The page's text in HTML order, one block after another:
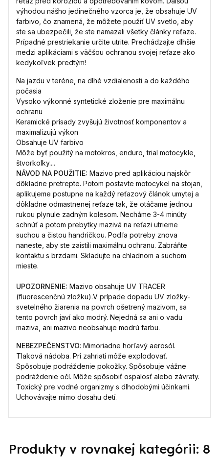
výhodou nášho jedinečného vzorca je, že obsahuje UV
farbivo, čo znamená, že môžete použiť UV svetlo, aby
ste sa ubezpečili, že ste namazali všetky články reťaze.
Prípadné prestriekanie určite utrite. Prechádzajte dlhšie
medzi aplikáciami s väčšou ochranou svojej reťaze ako
kedykoľvek predtým!
Na jazdu v teréne, na dlhé vzdialenosti a do každého
počasia
Vysoko výkonné syntetické zloženie pre maximálnu
ochranu
Keramické prísady zvyšujú životnosť komponentov a
maximalizujú výkon
Obsahuje UV farbivo
Môže byť použitý na motokros, enduro, trial motocykle,
štvorkolky....
NÁVOD NA POUŽITIE:Mazivo pred aplikáciou najskôr
dôkladne pretrepte. Potom postavte motocykel na stojan,
aplikujeme postupne na každý reťazový článok umytej a
dôkladne odmastnenej reťaze tak, že otáčame jednou
rukou plynule zadným kolesom. Necháme 3-4 minúty
schnúť a potom prebytky mazivá na reťazi utrieme
suchou a čistou handričkou. Podľa potreby znova
naneste, aby ste zaistili maximálnu ochranu. Zabráňte
kontaktu s brzdami. Skladujte na chladnom a suchom
mieste.
UPOZORNENIE: Mazivo obsahuje UV TRACER
(fluorescenčnú zložku).V prípade dopadu UV zložky-
svetelného žiarenia na povrch ošetrený mazivom, sa
tento povrch javí ako modrý. Nejedná sa ani o vadu
maziva, ani mazivo neobsahuje modrú farbu.
NEBEZPEČENSTVO: Mimoriadne horľavý aerosól.
Tlaková nádoba. Pri zahriatí môže explodovať.
Spôsobuje podráždenie pokožky. Spôsobuje vážne
podráždenie očí. Môže spôsobiť ospalosť alebo závraty.
Toxický pre vodné organizmy s dlhodobými účinkami.
Uchovávajte mimo dosahu detí.
Produkty v rovnakej kategórii: 8